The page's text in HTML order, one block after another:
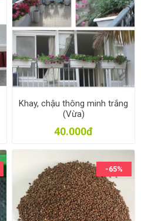
Khay, chậu thông minh trắng
(Vừa)
40.000đ
-65%